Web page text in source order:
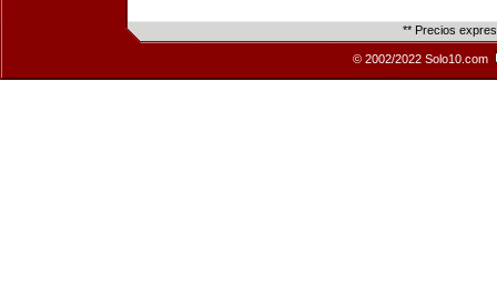
** Precios
© 2002/2022 Solo10.com